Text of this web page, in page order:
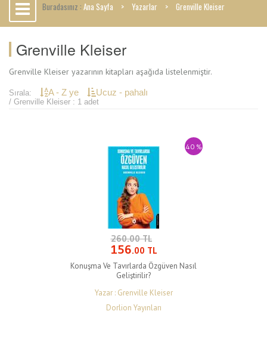
Buradasınız : Ana Sayfa Yazarlar Grenville Kleiser
Grenville Kleiser
Grenville Kleiser yazarının kitapları aşağıda listelenmiştir.
Sırala: A - Z ye Ucuz - pahalı
/ Grenville Kleiser : 1 adet
40 %
260.00 TL
156.00 TL
Konuşma Ve Tavırlarda Özgüven Nasıl
Geliştirilir?
Yazar : Grenville Kleiser
Dorlion Yayınları